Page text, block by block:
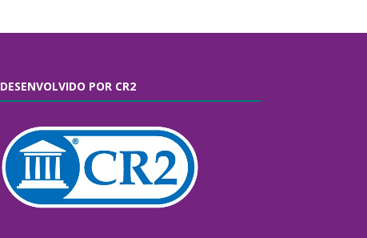
DESENVOLVIDO POR CR2